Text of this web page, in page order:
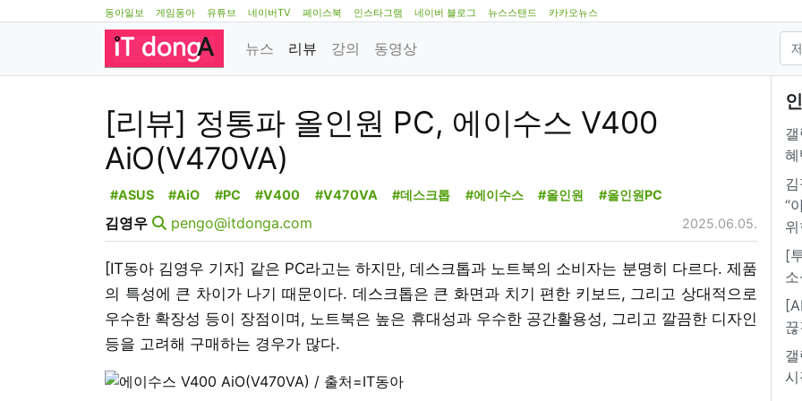
동아일보 게임동아 유튜브 네이버TV 페이스북 인스타그램 네이버 블로그 뉴스스탠드 카카오뉴스
뉴스 리뷰 강의 동영상
[리뷰] 정통파 올인원 PC, 에이수스 V400
AiO(V470VA)
#ASUS #AiO #PC #V400 #V470VA #데스크톱 #에이수스 #올인원 #올인원PC
김영우 pengo@itdonga.com 2025.06.05.
[IT동아 김영우 기자] 같은 PC라고는 하지만, 데스크톱과 노트북의 소비자는 분명히 다르다. 제품
의 특성에 큰 차이가 나기 때문이다. 데스크톱은 큰 화면과 치기 편한 키보드, 그리고 상대적으로
우수한 확장성 등이 장점이며, 노트북은 높은 휴대성과 우수한 공간활용성, 그리고 깔끔한 디자인
등을 고려해 구매하는 경우가 많다.
“
[